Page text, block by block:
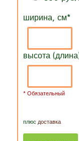
ширина, см*
высота
* Обязательный
плюс доставка